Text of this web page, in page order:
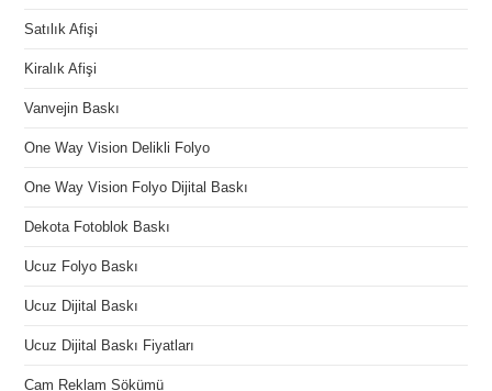
Satılık Afişi
Kiralık Afişi
Vanvejin Baskı
One Way Vision Delikli Folyo
One Way Vision Folyo Dijital Baskı
Dekota Fotoblok Baskı
Ucuz Folyo Baskı
Ucuz Dijital Baskı
Ucuz Dijital Baskı Fiyatları
Cam Reklam Sökümü